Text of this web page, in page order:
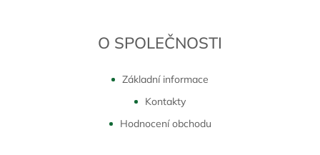
O SPOLEČNOSTI
Základní informace
Kontakty
Hodnocení obchodu